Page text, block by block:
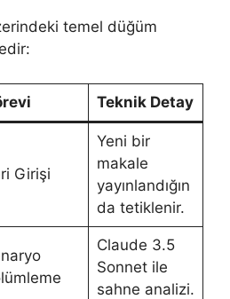
temel düğüm
Teknik Detay
Girişi
Yeni bir
makale
yayınlandığın
da tetiklenir.
Claude 3.5
Sonnet ile
sahne analizi.